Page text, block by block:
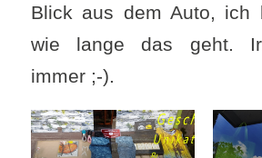
Blick aus dem Auto, ich
wie lange das geht.
immer ;-).